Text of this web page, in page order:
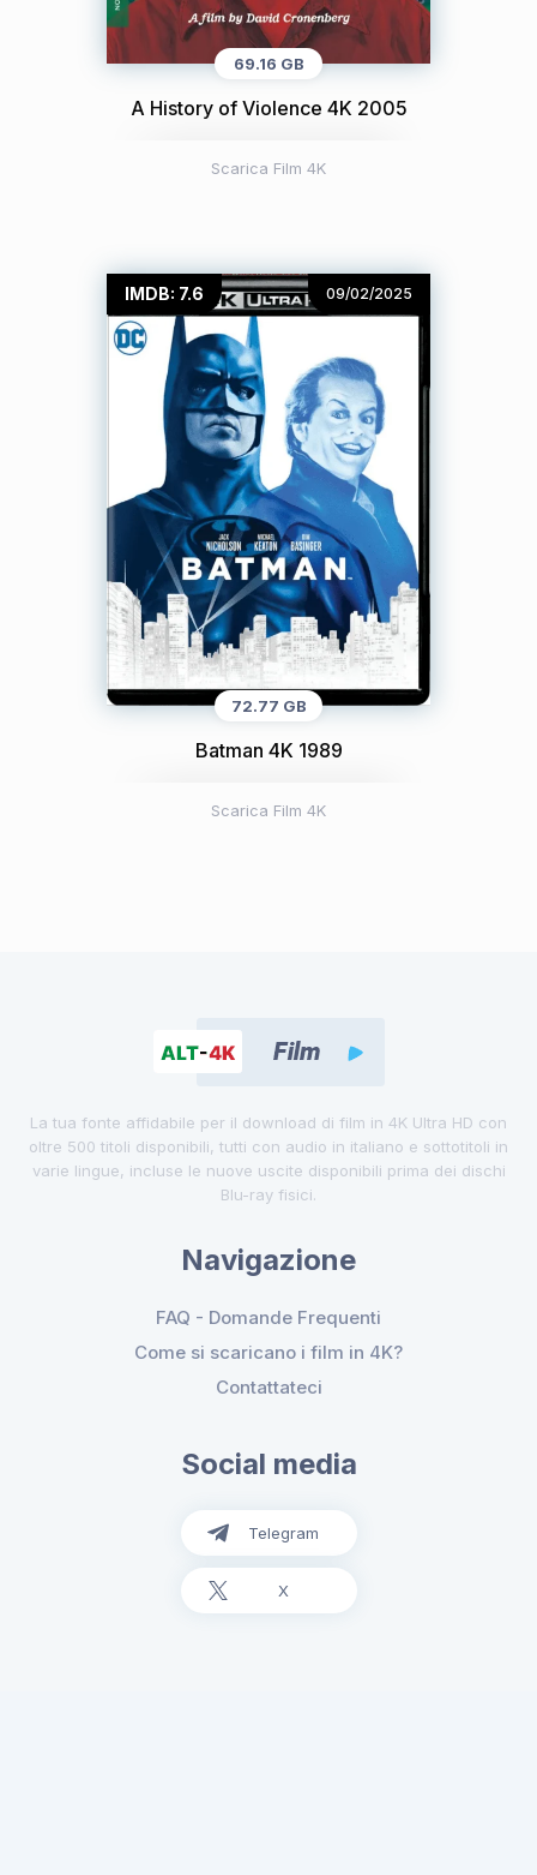
69.16 GB
A History of Violence 4K 2005
Scarica Film 4K
IMDB: 7.6 09/02/2025
72.77 GB
Batman 4K 1989
Scarica Film 4K
La tua fonte affidabile per il download di film in 4K Ultra HD con
oltre 500 titoli disponibili, tutti con audio in italiano e sottotitoli in
varie lingue, incluse le nuove uscite disponibili prima dei dischi
Blu-ray fisici.
Navigazione
FAQ - Domande Frequenti
Come si scaricano i film in 4K?
Contattateci
Social media
Telegram
X